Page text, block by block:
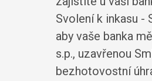
Svolení k inkasu -
aby vaše banka
s.p., uzavřenou
bezhotovostní